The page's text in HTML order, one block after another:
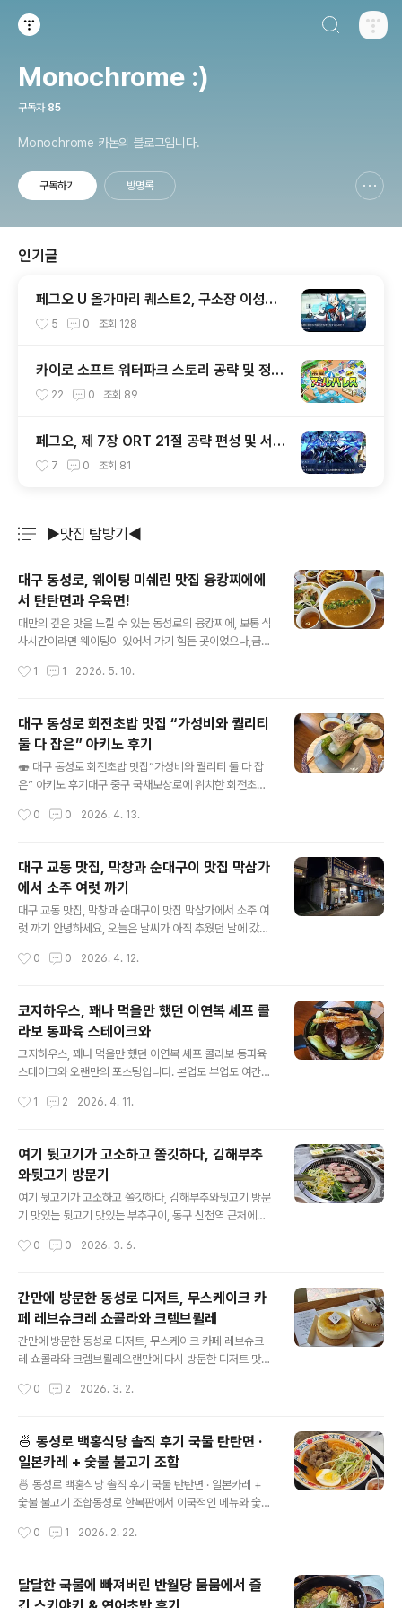
Monochrome :)
구독자 85
Monochrome 카논의 블로그입니다.
구독하기 방명록
인기글
페그오 U 올가마리 퀘스트2, 구소장 이성의
신 아쿠아마리 공략전
5 0 조회 128
카이로 소프트 워터파크 스토리 공략 및 정보
글 22 0 조회 89
페그오, 제 7장 ORT 21절 공략 편성 및 서번
트 출전 순서 공략
7 0 조회 81
▶맛집 탐방기◀
대구 동성로, 웨이팅 미쉐린 맛집 융캉찌에에
서 탄탄면과 우육면!
대만의 깊은 맛을 느낄 수 있는 동성로의 융캉찌에, 보통 식
사시간이라면 웨이팅이 있어서 가기 힘든 곳이었으나,금요
들어갈 수 있었습니다. 융캉찌에 대구 직영점 대구 중구 중
맞은편, 잭슨피자 맞은편에 있습니다.우육탕면, 탄탄면, 마
파두부밥 등을 메인으로 크림새우와 가지튀김도 함께 팔고
있습니다. 테이블 석이 그렇게 많지는 않습니다. 1인석이
꽤 있어서 혼자 오시는 분들도 있더라구요.짜차이, 보이차
그리고 공깃밥은 셀프로 무한정 이용할 수 있어서 좋습니
맛있게 먹을 수 있는 법을 함께 소개하고 있습니다.대구 융
1 1 2026. 5. 10.
대구 동성로 회전초밥 맛집 “가성비와 퀄리티
둘 다 잡은” 아키노 후기
🍣 대구 동성로 회전초밥 맛집“가성비와 퀄리티 둘 다 잡
은” 아키노 후기대구 중구 국채보상로에 위치한 회전초밥
성도 좋고, 가볍게 초밥 먹고 싶을 때 딱 좋은 곳이더라구
구조로,바 형태 좌석을 중심으로 레일이 쭉 이어져 있는 구
조예요.혼밥하기 좋은 구조 👍테이블 좌석도 일부 있어서
2~4인 방문도 가능전체적으로 깔끔하고 캐주얼한 분위기
막 고급 오마카세 느낌은 아니지만,편하게 들어와서 부담
없이 먹기 좋은 분위기라 더 매력적이었어요. 🍽️ 메뉴 & 구
원하는 접시를 바로 집어서 먹는 방식이에요.제가 먹은 메
0 0 2026. 4. 13.
대구 교동 맛집, 막창과 순대구이 맛집 막삼가
에서 소주 여럿 까기
대구 교동 맛집, 막창과 순대구이 맛집 막삼가에서 소주 여
럿 까기 안녕하세요, 오늘은 날씨가 아직 추웠던 날에 갔던
서 웨이팅 걸고 한 3시간은 뒤에 입장이 가능했습니다. 진
뉴판입니다. 11시가 넘어가면 웨이팅을 했더라도 입장이
불가할 수 있다는 말이 무시무시한데요,실제로 저희가 들
어가고도 늦게까지 계~속 계속 손님이 나가자마자 들어오
는 행렬이 이어졌습니다. 매장에 들어가면 딱 느껴지는 건
간격이 아주 넓진 않지만오히려 그 덕분에 더 왁자지껄한
0 0 2026. 4. 12.
코지하우스, 꽤나 먹을만 했던 이연복 셰프 콜
라보 동파육 스테이크와
코지하우스, 꽤나 먹을만 했던 이연복 셰프 콜라보 동파육
스테이크와 오랜만의 포스팅입니다. 본업도 부업도 여간
기로 컨디션의 난조가 있어 많은 힘든 시간을 보냈습니다.
이번에는 죄근까지 여러 지점을 낸 코지하우스, 그 중에서
대구 대명점을 갔다 온 리뷰를 써보고자 합니다. 월성에도
생겼고 수성에도 생겼고 혁신도시에도 생겼고, 큰 도심이
라면 어디든 하나 쯤 생긴 코지하우스이번에 두 번째 방문
입니다. 라라코스트를 잇는 중저가 패밀리레스토랑 느낌이
라고 하기에는 양이라던가 가격이 가성비가 맞지 않는 느
1 2 2026. 4. 11.
여기 뒷고기가 고소하고 쫄깃하다, 김해부추
와뒷고기 방문기
여기 뒷고기가 고소하고 쫄깃하다, 김해부추와뒷고기 방문
기 맛있는 뒷고기 맛있는 부추구이, 동구 신천역 근처에서
릅니다.뭉티기집 바로 옆이라 뭉티기 집으로 들어가실 수
동구 동부로 1 신천주공아파트 상가101동 1층 102호(지
번) 신천동 556-1매일 16:00 ~ 22:30053-422-028
0 목요일 저녁이라 손님이 없었습니다. 사장님은 전쟁때문
에 손님이 없다고 하십니다.두 번째 방문인데 첫 번째 방문
때는 손님이 많았습니다.분명 전쟁 때문에 손님이 없는게
나게 맛있습니다. 종류가 많아서 하나씩 집어먹어도금방
0 0 2026. 3. 6.
간만에 방문한 동성로 디저트, 무스케이크 카
페 레브슈크레 쇼콜라와 크렘브륄레
간만에 방문한 동성로 디저트, 무스케이크 카페 레브슈크
레 쇼콜라와 크렘브륄레오랜만에 다시 방문한 디저트 맛
했었고, 올때 마다 점점 더 손님이 많아지는 느낌이 듭니다.
브슈크레 말차 크림치즈 무스의 맛대구 동성로 무스케이크
카페 레브슈크레 말차 크림치즈 무스의 맛 동성로에서 처
음 만나는 무스케이크의 맛, 이번에는 동성로 만경관 근처
에 있는 무스케이크 맛집 레브슈크레에 다녀왔습니kanon
맛집 카페, 프랑스 셰프가 하는 레브 슈크레에서 디저트 동
0 2 2026. 3. 2.
🍜 동성로 백홍식당 솔직 후기 국물 탄탄면 ·
일본카레 + 숯불 불고기 조합
🍜 동성로 백홍식당 솔직 후기 국물 탄탄면 · 일본카레 +
숯불 불고기 조합동성로 한복판에서 이국적인 메뉴와 숯불
은 곳,백홍식당 동성로본점!동성로 중심가에 있어 접근성
은 편입니다. 📍 기본 정보📌 주소: 대구광역시 중구 중앙
대로 412-6 (지상 1층)☎️ 전화번호: 053-710-0990🕐
0 1 2026. 2. 22.
달달한 국물에 빠져버린 반월당 뭄뭄에서 즐